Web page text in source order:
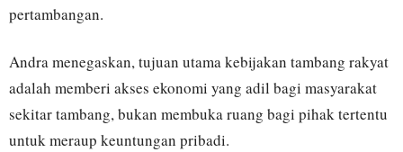
pertambangan.
Andra menegaskan, tujuan utama kebijakan tambang rakyat
adalah memberi akses ekonomi yang adil bagi masyarakat
sekitar tambang, bukan membuka ruang bagi pihak tertentu
untuk meraup keuntungan pribadi.